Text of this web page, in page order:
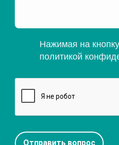
Нажимая на
политикой